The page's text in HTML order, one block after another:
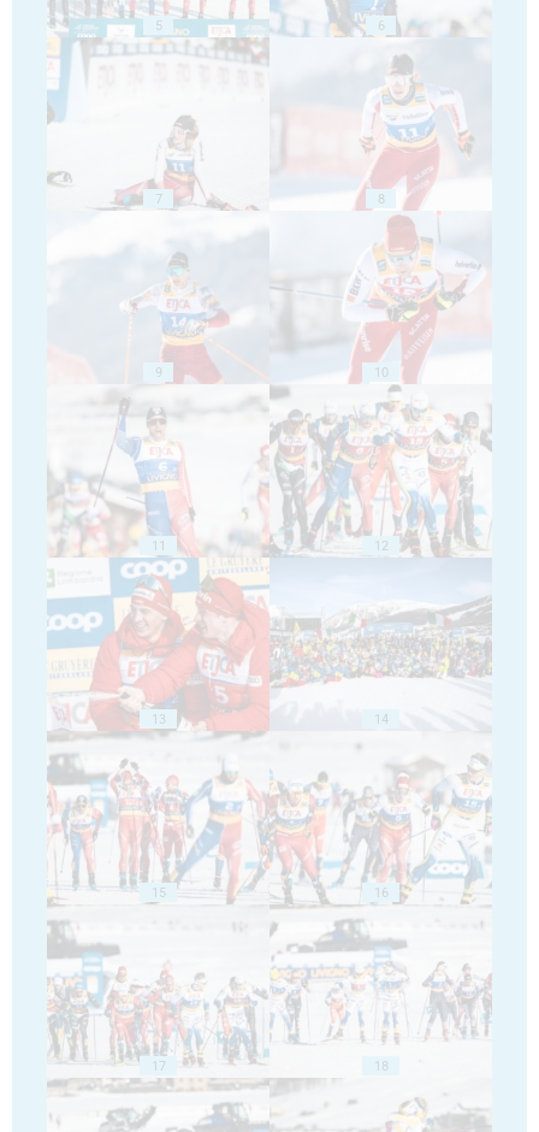
5 6
7 8
9 10
11 12
13 14
15 16
17 18